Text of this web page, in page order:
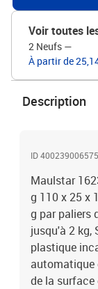
Voir toutes
2 Neufs —
À partir de
Description
ID
Maulstar
g 110 x 25 x
g par paliers
jusqu'à 2 kg,
plastique
automatique
de la surface